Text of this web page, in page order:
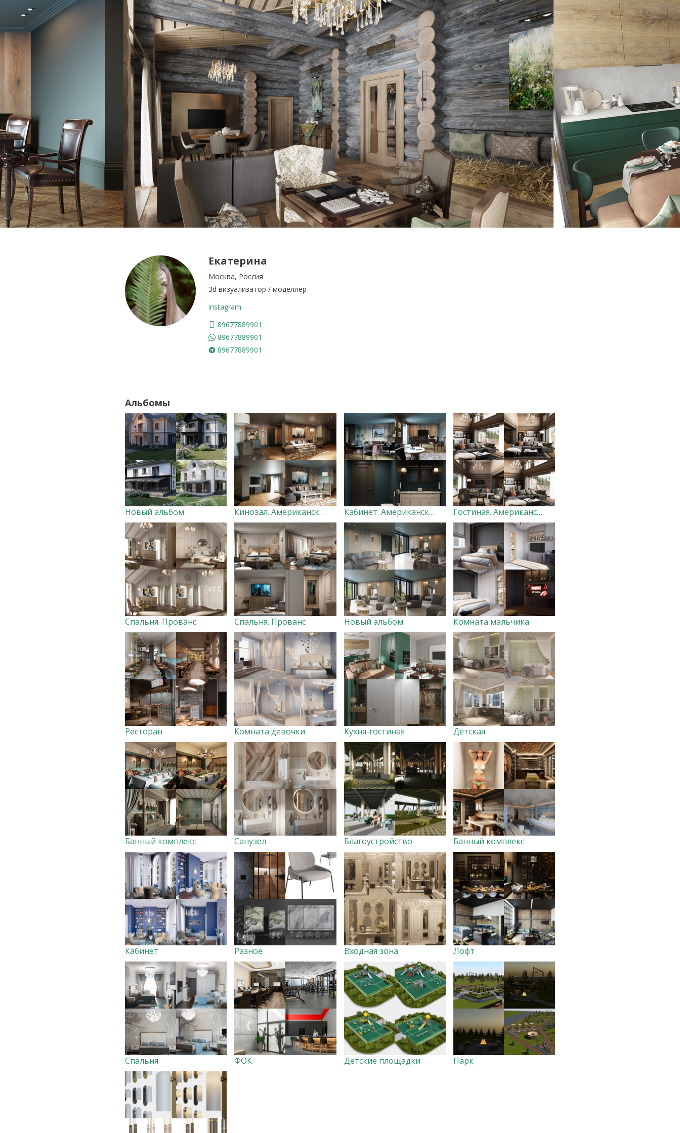
Екатерина
Москва, Россия
3d визуализатор / моделлер
instagram
89677889901
89677889901
89677889901
Альбомы
Новый альбом Кинозал. Американская классика Кабинет. Американская классика Гостиная. Американская классика
Спальня. Прованс Спальня. Прованс Новый альбом Комната мальчика
Ресторан Комната девочки Кухня-гостиная Детская
Банный комплекс Санузел Благоустройство Банный комплекс
Кабинет Разное Входная зона Лофт
Спальня ФОК Детские площадки Парк